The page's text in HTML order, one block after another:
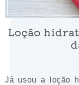
Loção
Já usou a loção